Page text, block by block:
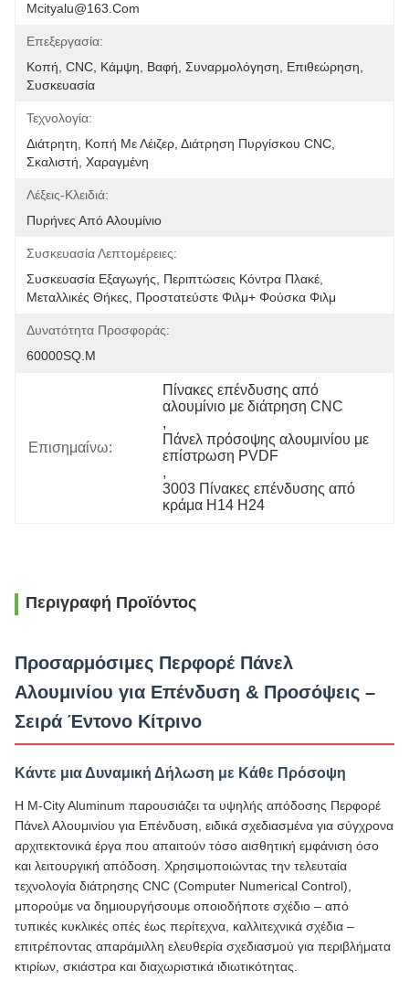
Mcityalu@163.com
Επεξεργασία:
Κοπή, CNC, Κάμψη, Βαφή, Συναρμολόγηση, Επιθεώρηση,
Συσκευασία
Τεχνολογία:
Διάτρητη, Κοπή Με Λέιζερ, Διάτρηση Πυργίσκου CNC,
Σκαλιστή, Χαραγμένη
Λέξεις-Κλειδιά:
Πυρήνες Από Αλουμίνιο
Συσκευασία Λεπτομέρειες:
Συσκευασία Εξαγωγής, Περιπτώσεις Κόντρα Πλακέ,
Μεταλλικές Θήκες, Προστατεύστε Φιλμ+ Φούσκα Φιλμ
Δυνατότητα Προσφοράς:
60000SQ.m
Επισημαίνω:
Πίνακες επένδυσης από
αλουμίνιο με διάτρηση CNC
,
Πάνελ πρόσοψης αλουμινίου με
επίστρωση PVDF
,
3003 Πίνακες επένδυσης από
κράμα H14 H24
Περιγραφή Προϊόντος
Προσαρμόσιμες Περφορέ Πάνελ
Αλουμινίου για Επένδυση & Προσόψεις –
Σειρά Έντονο Κίτρινο
Κάντε μια Δυναμική Δήλωση με Κάθε Πρόσοψη
Η M-City Aluminum παρουσιάζει τα υψηλής απόδοσης Περφορέ
Πάνελ Αλουμινίου για Επένδυση, ειδικά σχεδιασμένα για σύγχρονα
αρχιτεκτονικά έργα που απαιτούν τόσο αισθητική εμφάνιση όσο
και λειτουργική απόδοση. Χρησιμοποιώντας την τελευταία
τεχνολογία διάτρησης CNC (Computer Numerical Control),
μπορούμε να δημιουργήσουμε οποιοδήποτε σχέδιο – από
τυπικές κυκλικές οπές έως περίτεχνα, καλλιτεχνικά σχέδια –
επιτρέποντας απαράμιλλη ελευθερία σχεδιασμού για περιβλήματα
κτιρίων, σκιάστρα και διαχωριστικά ιδιωτικότητας.